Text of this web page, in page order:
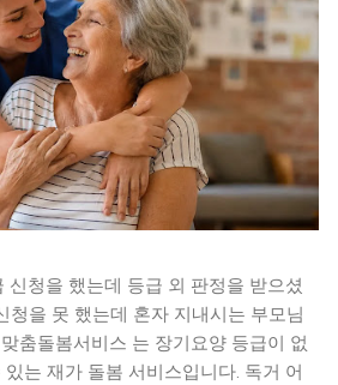
신청을 했는데 등급 외 판정을 받으셨
청을 못 했는데 혼자 지내시는 부모님
춤돌봄서비스 는 장기요양 등급이 없
는 재가 돌봄 서비스입니다. 독거 어